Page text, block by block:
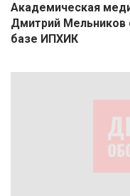
Академическая
Дмитрий Мельников
базе ИПХИК